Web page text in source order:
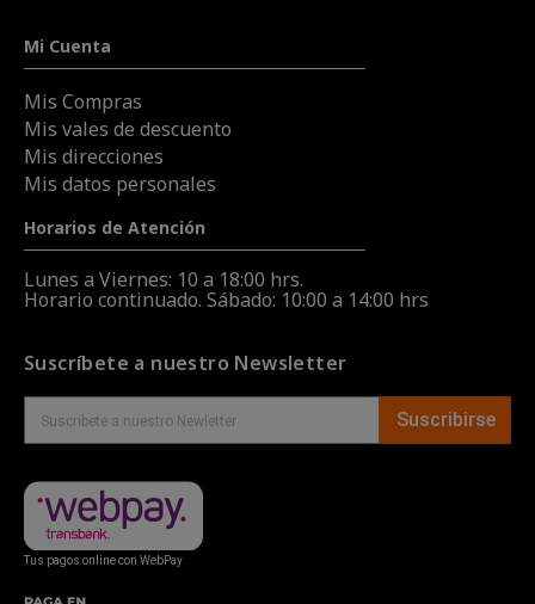
Mi Cuenta
Mis Compras
Mis vales de descuento
Mis direcciones
Mis datos personales
Horarios de Atención
Lunes a Viernes: 10 a 18:00 hrs.
Horario continuado. Sábado: 10:00 a 14:00 hrs
Suscríbete a nuestro Newsletter
Suscribirse
Tus pagos online con WebPay